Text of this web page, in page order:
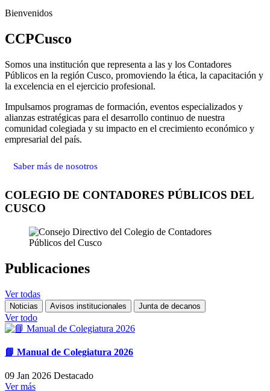
Bienvenidos
CCPCusco
Somos una institución que representa a las y los Contadores
Públicos en la región Cusco, promoviendo la ética, la capacitación y
la excelencia en el ejercicio profesional.
Impulsamos programas de formación, eventos especializados y
alianzas estratégicas para el desarrollo continuo de nuestra
comunidad colegiada y su impacto en el crecimiento económico y
empresarial del país.
Saber más de nosotros
COLEGIO DE CONTADORES PÚBLICOS DEL
CUSCO
Publicaciones
Ver todas
Noticias Avisos institucionales Junta de decanos
Ver todo
📘 Manual de Colegiatura 2026
09 Jan 2026 Destacado
Ver más